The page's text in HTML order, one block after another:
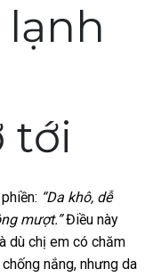
tới
“Da khô, dễ
mượt.”Điều này
dù chị em có chăm
nắng, nhưng da